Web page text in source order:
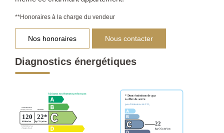
**Honoraires à la charge du vendeur
Nos honoraires Nous contacter
Diagnostics énergétiques